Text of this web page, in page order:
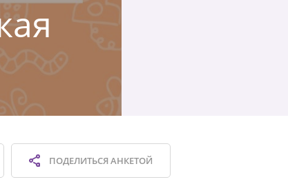
ПОДЕЛИТЬСЯАНКЕТОЙ